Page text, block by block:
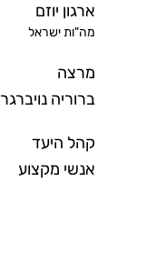
ארגון יוזם
מה"ות ישראל
מרצה
ברוריה נויברגר
קהל היעד
אנשי מקצוע